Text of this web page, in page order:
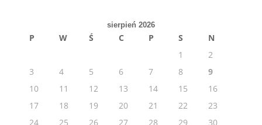
sierpień 2026
P W Ś C P S
N
1
2
3
4 5 6 7 8
9
10
11 12 13 14 15
16
17
18 19 20 21 22
23
24
25 26 27 28 29 30